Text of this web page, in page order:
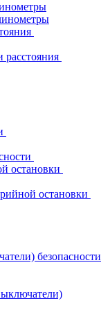
расстояния
остановки
остановки
безопасности